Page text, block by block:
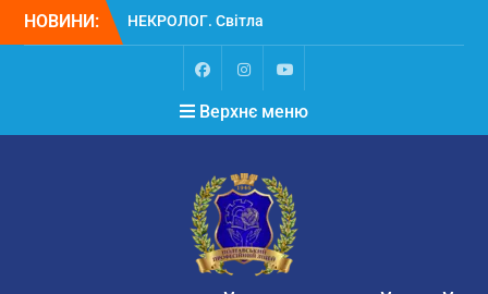
НОВИНИ:
НЕКРОЛОГ. Світла
пам’ять Замулі
Владиславу Васильовичу
Вступ для ТОТ 2026
Верхнє меню